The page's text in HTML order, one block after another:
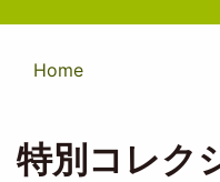
ュ
Home
特別コレク